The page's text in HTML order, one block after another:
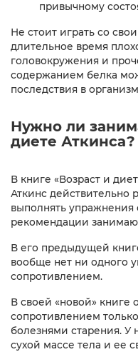
привычному
Не стоит играть со
длительное время
головокружения и
содержанием белка
последствия в
Нужно ли
диете Аткинса?
В книге «Возраст и
Аткинс действительно
выполнять упражнения
рекомендации
В его предыдущей
вообще нет ни одного
сопротивлением.
В своей «новой» книге
сопротивлением
болезнями старения. У
сухой массе тела и ее